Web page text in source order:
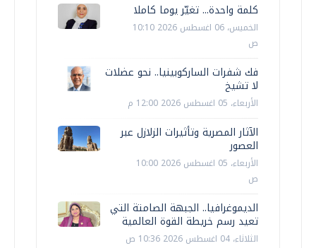
كلمة واحدة... تغيّر يوما كاملا
الخميس، 06 اغسطس 2026 10:10
ص
فك شفرات الساركوبينيا.. نحو عضلات
لا تشيخ
الأربعاء، 05 اغسطس 2026 12:00 م
الآثار المصرية وتأثيرات الزلازل عبر
العصور
الأربعاء، 05 اغسطس 2026 10:00
ص
الديموغرافيا.. الجبهة الصامتة التي
تعيد رسم خريطة القوة العالمية
الثلاثاء، 04 اغسطس 2026 10:36 ص